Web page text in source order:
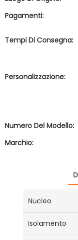
Pagamenti:
Tempi Di Consegna:
Personalizzazione:
Numero Del Modello:
Marchio:
Nucleo
Isolamento